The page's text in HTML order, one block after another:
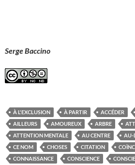
Serge Baccino
À L'EXCLUSION À PARTIR ACCÉDER
AILLEURS
AMOUREUX ARBRE
ATTENTION MENTALE
AU CENTRE AU-
CE NOM
CHOSES CITATION
CONNAISSANCE
CONSCIENCE